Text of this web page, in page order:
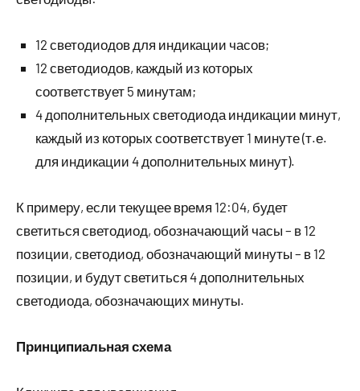
12 светодиодов для индикации часов;
12 светодиодов, каждый из которых
соответствует 5 минутам;
4 дополнительных светодиода индикации минут,
каждый из которых соответствует 1 минуте (т.е.
для индикации 4 дополнительных минут).
К примеру, если текущее время 12:04, будет
светиться светодиод, обозначающий часы – в 12
позиции, светодиод, обозначающий минуты – в 12
позиции, и будут светиться 4 дополнительных
светодиода, обозначающих минуты.
Принципиальная схема